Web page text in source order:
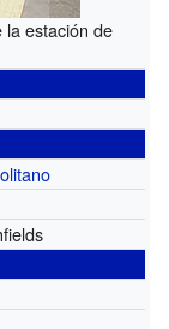
la estación de